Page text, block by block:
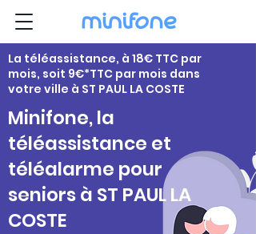
La téléassistance, à 18€ TTC par
mois, soit 9€*TTC par mois dans
votre ville à ST PAUL LA COSTE
Minifone, la
téléassistance et
téléalarme pour
seniors à ST PAUL LA
COSTE